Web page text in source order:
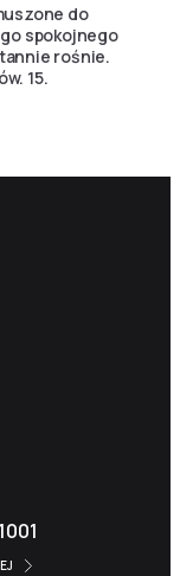
do
spokojnego
rośnie.
15.